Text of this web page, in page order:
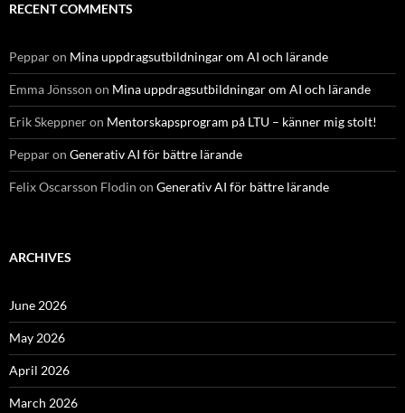
RECENT COMMENTS
Pepparon Mina uppdragsutbildningar om AI och lärande
Emma Jönsson on Mina uppdragsutbildningar om AI och lärande
Erik Skeppneron Mentorskapsprogram på LTU – känner mig stolt!
Pepparon Generativ AI för bättre lärande
Felix Oscarsson Flodin on Generativ AI för bättre lärande
ARCHIVES
June 2026
May 2026
April 2026
March 2026